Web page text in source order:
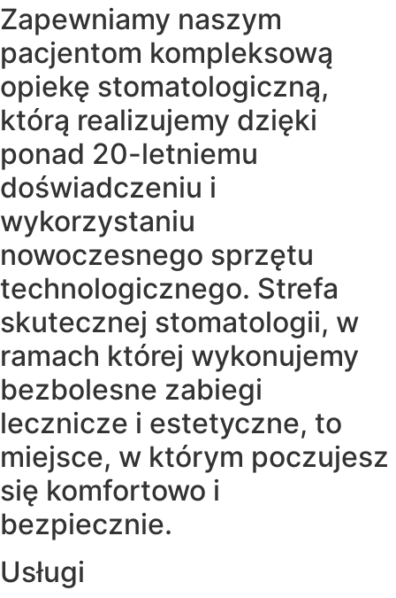
Zapewniamy naszym
pacjentom kompleksową
opiekę stomatologiczną,
którą realizujemy dzięki
ponad 20-letniemu
doświadczeniu i
wykorzystaniu
nowoczesnego sprzętu
technologicznego. Strefa
skutecznej stomatologii, w
ramach której wykonujemy
bezbolesne zabiegi
lecznicze i estetyczne, to
miejsce, w którym poczujesz
się komfortowo i
bezpiecznie.
Usługi